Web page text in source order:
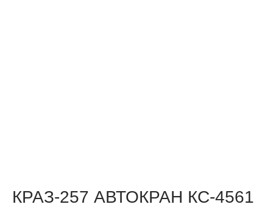
КРАЗ-257 АВТОКРАН КС-4561